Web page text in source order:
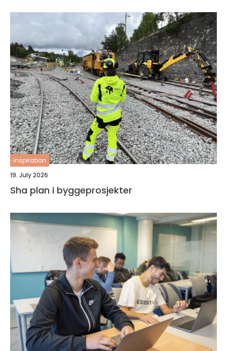
inspiration
19. July 2026
Sha plan i byggeprosjekter